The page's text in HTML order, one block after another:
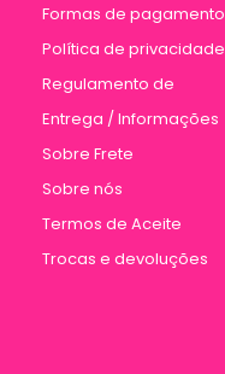
Formas de pagamento
Política de privacidade
Regulamento de
Entrega / Informações
Sobre Frete
Sobre nós
Termos de Aceite
Trocas e devoluções